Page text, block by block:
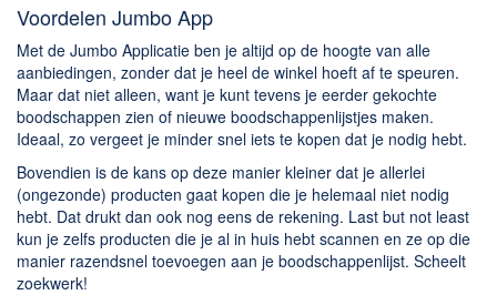
Voordelen Jumbo App
Met de Jumbo Applicatie ben je altijd op de hoogte van alle
aanbiedingen, zonder dat je heel de winkel hoeft af te speuren.
Maar dat niet alleen, want je kunt tevens je eerder gekochte
boodschappen zien of nieuwe boodschappenlijstjes maken.
Ideaal, zo vergeet je minder snel iets te kopen dat je nodig hebt.
Bovendien is de kans op deze manier kleiner dat je allerlei
(ongezonde) producten gaat kopen die je helemaal niet nodig
hebt. Dat drukt dan ook nog eens de rekening. Last but not least
kun je zelfs producten die je al in huis hebt scannen en ze op die
manier razendsnel toevoegen aan je boodschappenlijst. Scheelt
zoekwerk!